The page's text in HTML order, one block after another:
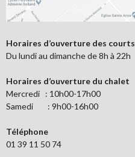
Horaires d’ouverture des courts
Du lundi au dimanche de 8h à 22h
Horaires d’ouverture du chalet
Mercredi : 10h00-17h00
Samedi : 9h00-16h00
Téléphone
01 39 11 50 74